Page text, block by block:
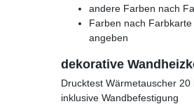
andere Farben nach
Farben nach
angeben
dekorative
Drucktest Wärmetauscher
inklusive Wandbefestigung